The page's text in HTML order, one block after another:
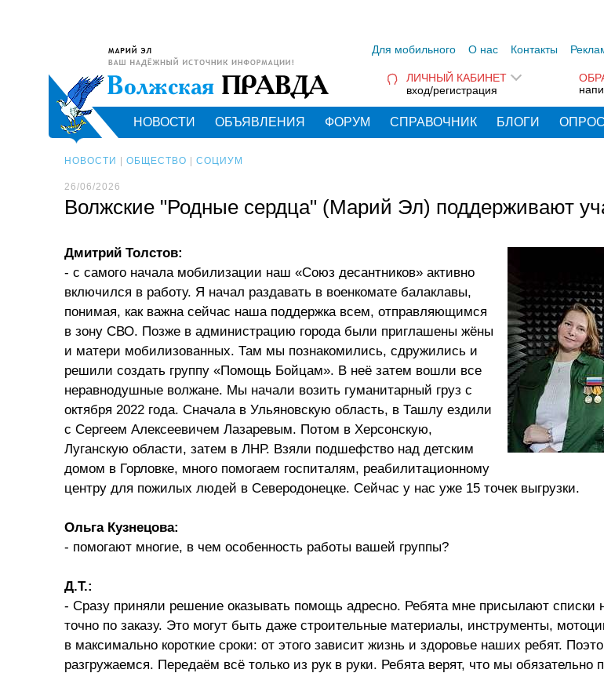
Для мобильного О нас Контакты
ЛИЧНЫЙ КАБИНЕТ
вход/регистрация
НОВОСТИ ОБЪЯВЛЕНИЯ ФОРУМ СПРАВОЧНИК БЛОГИ
НОВОСТИ ОБЩЕСТВО СОЦИУМ
26/06/2026
Волжские "Родные сердца" (Марий Эл) поддерживают
Дмитрий Толстов:
- с самого начала мобилизации наш «Союз десантников» активно
включился в работу. Я начал раздавать в военкомате балаклавы,
понимая, как важна сейчас наша поддержка всем, отправляющимся
в зону СВО. Позже в администрацию города были приглашены жёны
и матери мобилизованных. Там мы познакомились, сдружились и
решили создать группу «Помощь Бойцам». В неё затем вошли все
неравнодушные волжане. Мы начали возить гуманитарный груз с
октября 2022 года. Сначала в Ульяновскую область, в Ташлу ездили
с Сергеем Алексеевичем Лазаревым. Потом в Херсонскую,
Луганскую области, затем в ЛНР. Взяли подшефство над детским
домом в Горловке, много помогаем госпиталям, реабилитационному
центру для пожилых людей в Северодонецке. Сейчас у нас уже 15 точек выгрузки.
Ольга Кузнецова:
- помогают многие, в чем особенность работы вашей группы?
Д.Т.:
- Сразу приняли решение оказывать помощь адресно. Ребята мне присылают списки
точно по заказу. Это могут быть даже строительные материалы, инструменты,
в максимально короткие сроки: от этого зависит жизнь и здоровье наших ребят.
разгружаемся. Передаём всё только из рук в руки. Ребята верят, что мы обязательно